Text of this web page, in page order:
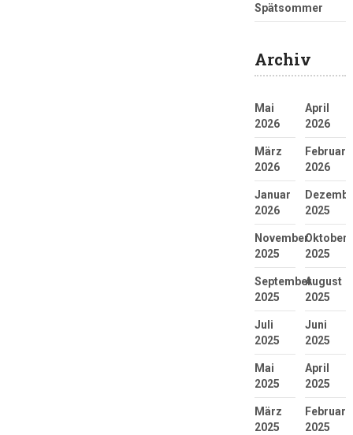
Spätsommer
Archiv
Mai
2026
April
2026
März
2026
Februar
2026
Januar
2026
2025
November
2025
Oktober
2025
September
2025
August
2025
Juli
2025
Juni
2025
Mai
2025
April
2025
März
2025
Februar
2025